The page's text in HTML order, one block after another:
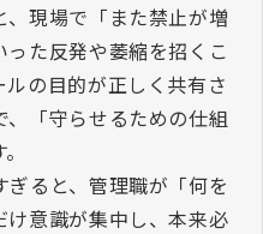
現場で「また禁止が増
た反発や萎縮を招くこ
の目的が正しく共有さ
「守らせるための仕組
ると、管理職が「何を
意識が集中し、本来必